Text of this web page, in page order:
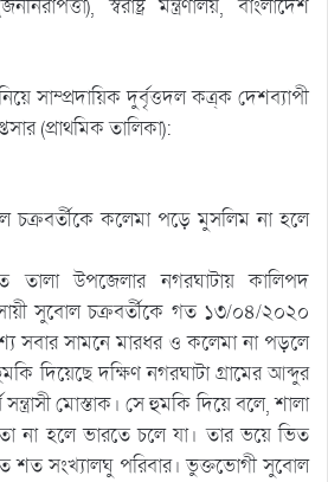
স্বরাষ্ট্র মন্ত্রণালয়, বাংলাদেশ
সাম্প্রদায়িক দুর্বৃত্তদল কত্র্ক দেশব্যাপী
(প্রাথমিক তালিকা):
চক্রবর্তীকে কলেমা পড়ে মুসলিম না হলে
তালা উপজেলার নগরঘাটায় কালিপদ
সুবোল চক্রবর্তীকে গত ১৩/০৪/২০২০
সবার সামনে মারধর ও কলেমা না পড়লে
দিয়েছে দক্ষিণ নগরঘাটা গ্রামের আব্দুর
মোস্তাক। সে হুমকি দিয়ে বলে, শালা
না হলে ভারতে চলে যা। তার ভয়ে ভিত
শত সংখ্যালঘু পরিবার। ভুক্তভোগী সুবোল